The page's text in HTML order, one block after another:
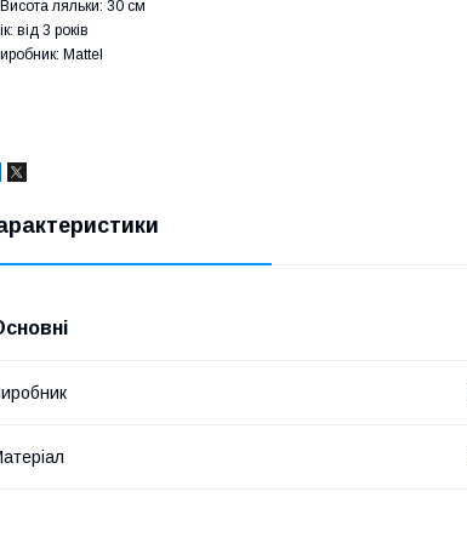
Висота ляльки: 30 см
від 3 років
Mattel